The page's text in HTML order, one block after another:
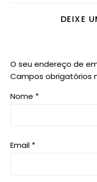
DEIXE
O seu endereço de
Campos obrigatórios
Nome *
Email *